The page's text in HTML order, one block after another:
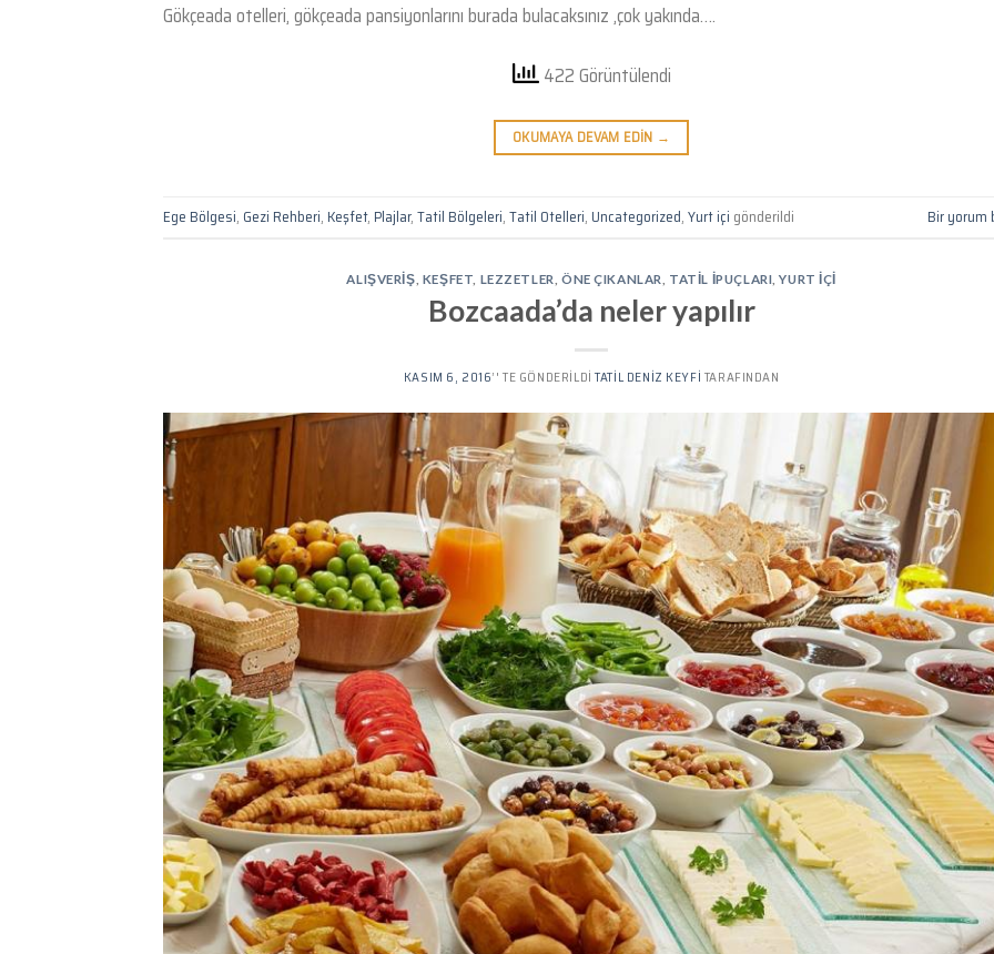
Gökçeada otelleri, gökçeada pansiyonlarını burada bulacaksınız ,çok yakında….
422 Görüntülendi
OKUMAYA DEVAM EDIN →
Ege Bölgesi, Gezi Rehberi, Keşfet, Plajlar,Tatil Bölgeleri,Tatil Otelleri, Uncategorized,Yurt içi gönderildi Bir yorum
ALIŞVERIŞ KEŞFET LEZZETLER ÖNE ÇIKANLAR TATIL İPUÇLARI ,YURT IÇI
Bozcaada’da neler yapılır
KASIM 6, 2016’' TE GÖNDERILDI TATIL DENIZ KEYFI TARAFINDAN